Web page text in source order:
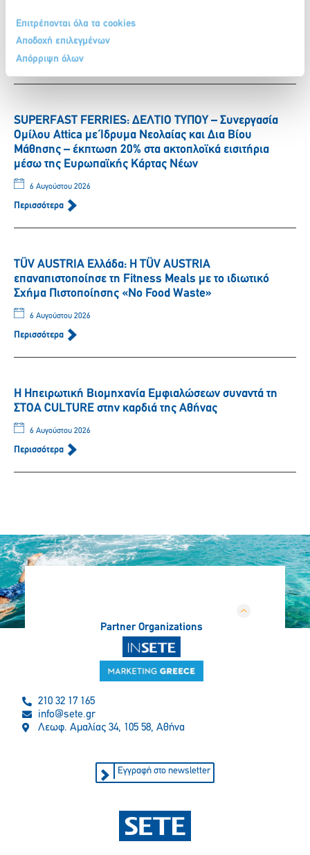
Επιτρέπονται όλα τα cookies
Αποδοχή επιλεγμένων
Απόρριψη όλων
ΒΙΚΟΣ.
6 Αυγούστου 2026
Περισσότερα
SUPERFAST FERRIES: ΔΕΛΤΙΟ ΤΥΠΟΥ – Συνεργασία
Ομίλου Attica με Ίδρυμα Νεολαίας και Δια Βίου
Μάθησης – έκπτωση 20% στα ακτοπλοϊκά εισιτήρια
μέσω της Ευρωπαϊκής Κάρτας Νέων
6 Αυγούστου 2026
Περισσότερα
TÜV AUSTRIA Ελλάδα: Η TÜV AUSTRIA
επαναπιστοποίησε τη Fitness Meals με το ιδιωτικό
Σχήμα Πιστοποίησης «No Food Waste»
6 Αυγούστου 2026
Περισσότερα
Η Ηπειρωτική Βιομηχανία Εμφιαλώσεων συναντά τη
ΣΤΟΑ CULTURE στην καρδιά της Αθήνας
6 Αυγούστου 2026
Περισσότερα
Partner Organizations
210 32 17 165
info@sete.gr
Λεωφ. Αμαλίας 34, 105 58, Αθήνα
Εγγραφή στο newsletter